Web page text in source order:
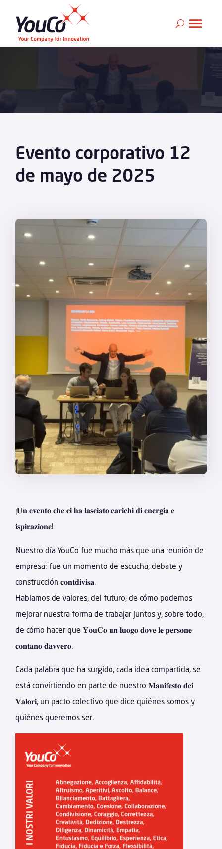
Evento corporativo 12
de mayo de 2025
¡𝐔𝐧 𝐞𝐯𝐞𝐧𝐭𝐨 𝐜𝐡𝐞 𝐜𝐢 𝐡𝐚 𝐥𝐚𝐬𝐜𝐢𝐚𝐭𝐨 𝐜𝐚𝐫𝐢𝐜𝐡𝐢 𝐝𝐢 𝐞𝐧𝐞𝐫𝐠𝐢𝐚 𝐞
𝐢𝐬𝐩𝐢𝐫𝐚𝐳𝐢𝐨𝐧𝐞!
Nuestro día YouCo fue mucho más que una reunión de
empresa: fue un momento de escucha, debate y
construcción 𝐜𝐨𝐧𝐭𝐝𝐢𝐯𝐢𝐬𝐚.
Hablamos de valores, del futuro, de cómo podemos
mejorar nuestra forma de trabajar juntos y, sobre todo,
de cómo hacer que 𝐘𝐨𝐮𝐂𝐨 𝐮𝐧 𝐥𝐮𝐨𝐠𝐨 𝐝𝐨𝐯𝐞 𝐥𝐞 𝐩𝐞𝐫𝐬𝐨𝐧𝐞
𝐜𝐨𝐧𝐭𝐚𝐧𝐨 𝐝𝐚𝐯𝐯𝐞𝐫𝐨.
Cada palabra que ha surgido, cada idea compartida, se
está convirtiendo en parte de nuestro 𝐌𝐚𝐧𝐢𝐟𝐞𝐬𝐭𝐨 𝐝𝐞𝐢
𝐕𝐚𝐥𝐨𝐫𝐢, un pacto colectivo que dice quiénes somos y
quiénes queremos ser.